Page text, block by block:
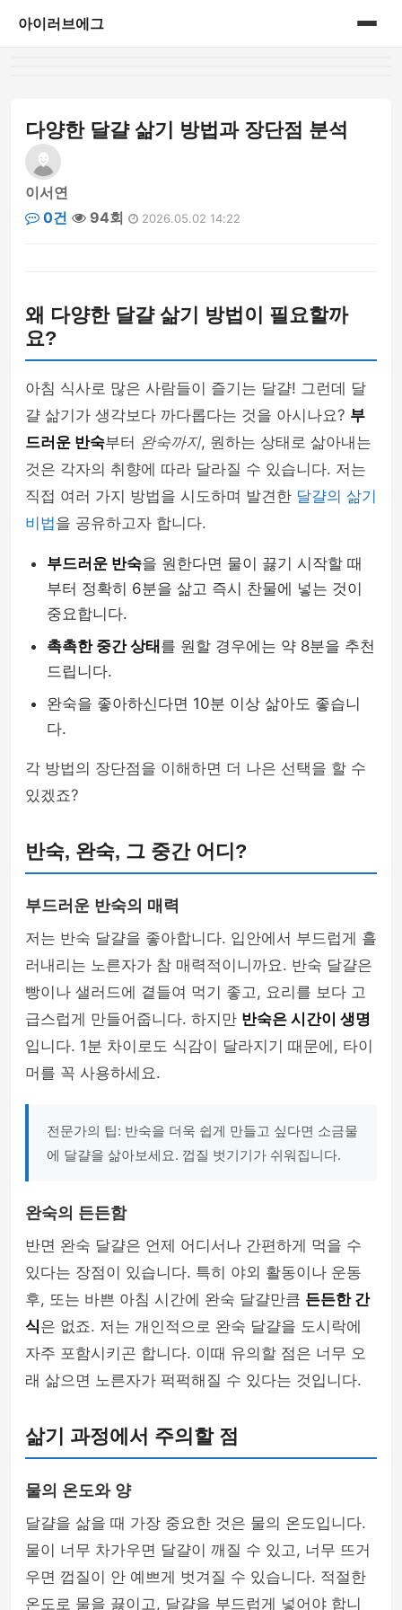
아이러브에그
다양한 달걀 삶기 방법과 장단점 분석
이서연
0건
94회 2026.05.02 14:22
왜 다양한 달걀 삶기 방법이 필요할까
요?
아침 식사로 많은 사람들이 즐기는 달걀! 그런데 달
걀 삶기가 생각보다 까다롭다는 것을 아시나요? 부
드러운 반숙부터 완숙까지, 원하는 상태로 삶아내는
것은 각자의 취향에 따라 달라질 수 있습니다. 저는
직접 여러 가지 방법을 시도하며 발견한 달걀의 삶기
비법을 공유하고자 합니다.
부드러운 반숙을 원한다면 물이 끓기 시작할 때
부터 정확히 6분을 삶고 즉시 찬물에 넣는 것이
중요합니다.
촉촉한 중간 상태 를 원할 경우에는 약 8분을 추천
드립니다.
완숙을 좋아하신다면 10분 이상 삶아도 좋습니
다.
각 방법의 장단점을 이해하면 더 나은 선택을 할 수
있겠죠?
반숙, 완숙, 그 중간 어디?
부드러운 반숙의 매력
저는 반숙 달걀을 좋아합니다. 입안에서 부드럽게 흘
러내리는 노른자가 참 매력적이니까요. 반숙 달걀은
빵이나 샐러드에 곁들여 먹기 좋고, 요리를 보다 고
급스럽게 만들어줍니다. 하지만 반숙은 시간이 생명
입니다. 1분 차이로도 식감이 달라지기 때문에, 타이
머를 꼭 사용하세요.
전문가의 팁: 반숙을 더욱 쉽게 만들고 싶다면 소금물
에 달걀을 삶아보세요. 껍질 벗기기가 쉬워집니다.
완숙의 든든함
반면 완숙 달걀은 언제 어디서나 간편하게 먹을 수
있다는 장점이 있습니다. 특히 야외 활동이나 운동
후, 또는 바쁜 아침 시간에 완숙 달걀만큼 든든한 간
식은 없죠. 저는 개인적으로 완숙 달걀을 도시락에
자주 포함시키곤 합니다. 이때 유의할 점은 너무 오
래 삶으면 노른자가 퍽퍽해질 수 있다는 것입니다.
삶기 과정에서 주의할 점
물의 온도와 양
달걀을 삶을 때 가장 중요한 것은 물의 온도입니다.
물이 너무 차가우면 달걀이 깨질 수 있고, 너무 뜨거
우면 껍질이 안 예쁘게 벗겨질 수 있습니다. 적절한
온도로 물을 끓이고, 달걀을 부드럽게 넣어야 합니